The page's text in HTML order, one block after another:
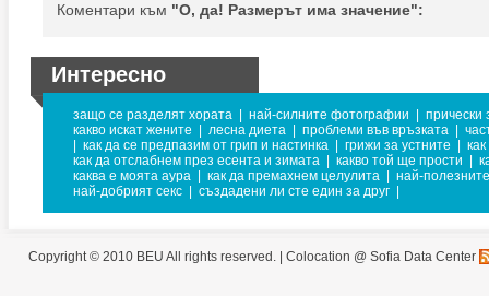
Коментари към "О, да! Размерът има значение":
Интересно
защо се разделят хората най-силните фотографии
прически
какво искат жените
лесна диета проблеми във връзката
как да се предпазим от грип и настинка грижи за устните
как да отслабнем през есента и зимата
какво той ще прости
каква е моята аура
как да премахнем целулита
най-
най-добрият секс
създадени ли сте един за друг
Copyright © 2010 BEU All rights reserved. | Colocation @ Sofia Data Center